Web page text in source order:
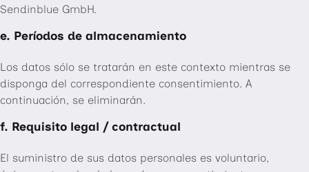
Sendinblue GmbH.
e. Períodos de almacenamiento
Los datos sólo se tratarán en este contexto mientras se
disponga del correspondiente consentimiento. A
continuación, se eliminarán.
f. Requisito legal / contractual
El suministro de sus datos personales es voluntario,